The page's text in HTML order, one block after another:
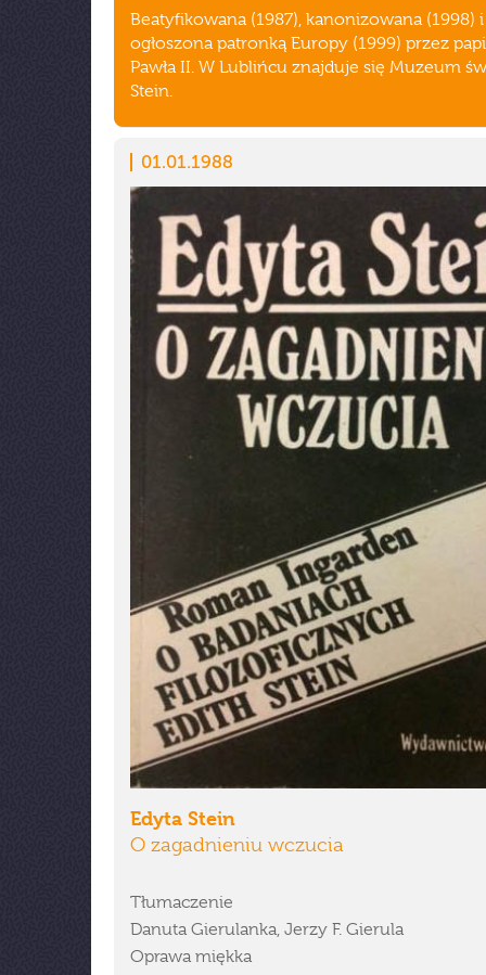
Beatyfikowana (1987), kanonizowana (1998) i
ogłoszona patronką Europy (1999) przez
Pawła II. W Lublińcu znajduje się Muzeum
Stein.
01.01.1988
Edyta Stein
O zagadnieniu wczucia
Tłumaczenie
Danuta Gierulanka, Jerzy F. Gierula
Oprawa miękka